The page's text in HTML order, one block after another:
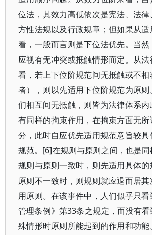
位法，其效力高低依次是宪法、法
方性法规以及行政规章；但如果从
看，一般而言则是下位法优先。当
应视有无冲突或抵触情形而定。从
看，若上下位阶规范间无抵触或不
者），则以先适用下位阶规范为原
们相互间无抵触，则皆为法律体系
有同样的拘束作用，在拘束方面无
分，此时自应优先适用规范意旨较
规范。[6]在规则与原则之间，也是
规则与原则一致时，则先适用具体
原则不一致时，则规则就应退而居
用原则。在该事件中，人们似乎只
管理条例》第33条之规定，而没有
殊情形时原则所能起到的作用和功能